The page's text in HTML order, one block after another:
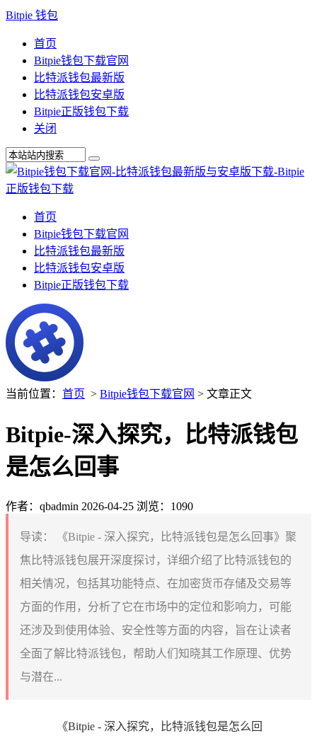
Bitpie 钱包
首页
Bitpie钱包下载官网
比特派钱包最新版
比特派钱包安卓版
Bitpie正版钱包下载
关闭
首页
Bitpie钱包下载官网
比特派钱包最新版
比特派钱包安卓版
Bitpie正版钱包下载
当前位置： 首页 > Bitpie钱包下载官网 > 文章正文
Bitpie-深入探究，比特派钱包
是怎么回事
作者：qbadmin 2026-04-25 浏览：1090
导读：
《Bitpie - 深入探究，比特派钱包是怎么回事》聚
焦比特派钱包展开深度探讨，详细介绍了比特派钱包的
相关情况，包括其功能特点、在加密货币存储及交易等
方面的作用，分析了它在市场中的定位和影响力，可能
还涉及到使用体验、安全性等方面的内容，旨在让读者
全面了解比特派钱包，帮助人们知晓其工作原理、优势
与潜在...
《Bitpie - 深入探究，比特派钱包是怎么回